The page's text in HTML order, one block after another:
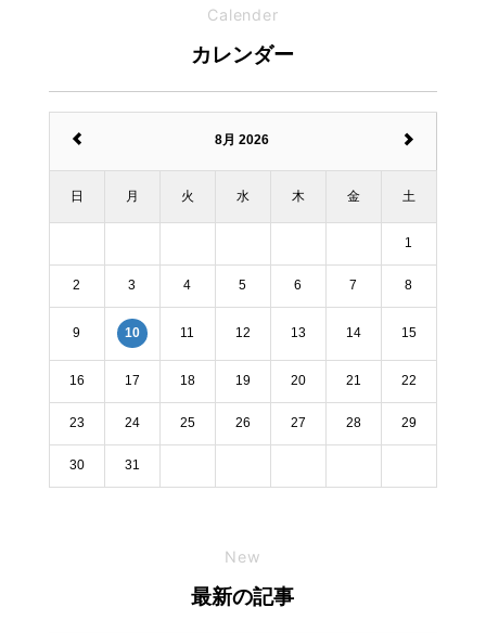
Calender
カレンダー
8月 2026
日 月 火 水 木 金 土
1
2 3 4 5 6 7 8
9 10 11 12 13 14 15
16 17 18 19 20 21 22
23 24 25 26 27 28 29
30 31
New
最新の記事